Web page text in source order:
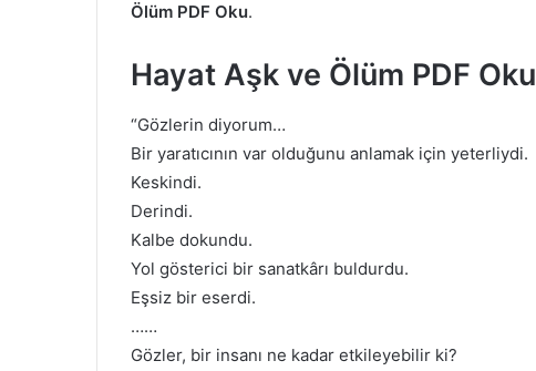
Ölüm PDF Oku.
Hayat Aşk ve Ölüm PDF Oku
“Gözlerin diyorum…
Bir yaratıcının var olduğunu anlamak için yeterliydi.
Keskindi.
Derindi.
Kalbe dokundu.
Yol gösterici bir sanatkârı buldurdu.
Eşsiz bir eserdi.
……
Gözler, bir insanı ne kadar etkileyebilir ki?